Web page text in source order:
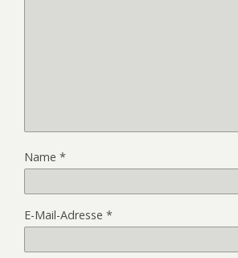
Name *
E-Mail-Adresse *